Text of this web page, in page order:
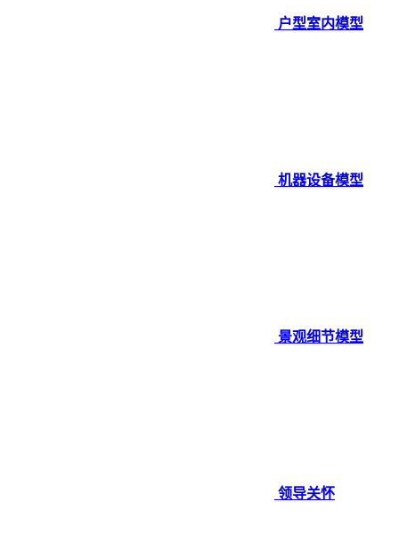
户型室内模型
机器设备模型
景观细节模型
领导关怀